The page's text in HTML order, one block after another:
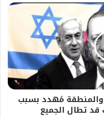
والمنطقة مُهدد بسبب
قد تطال الجميع